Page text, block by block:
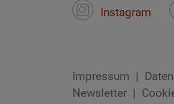
Instagram
Impressum
Newsletter